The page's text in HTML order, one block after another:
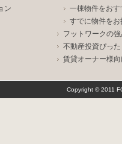
ン
一棟物件をお
すでに物件を
フットワークの
不動産投資ぴっ
賃貸オーナー様
Copyright © 2011